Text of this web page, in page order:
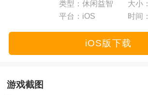
类型： 休闲益智 大小：
平台： iOS 时间：
iOS版下载
游戏截图